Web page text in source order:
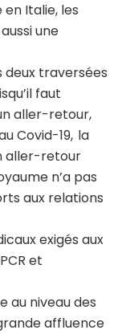
Italie, les
une
deux traversées
faut
aller-retour,
Covid-19, la
aller-retour
n’a pas
aux relations
exigés aux
et
au niveau des
affluence